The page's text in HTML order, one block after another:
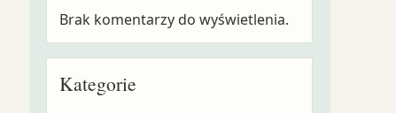
Brak komentarzy do wyświetlenia.
Kategorie